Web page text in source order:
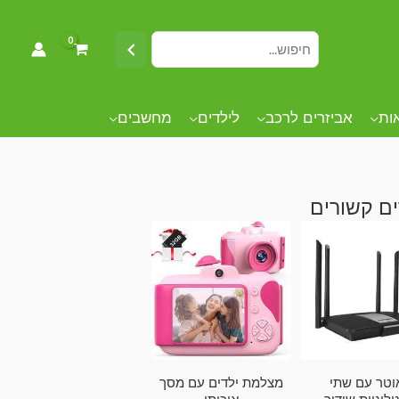
אביזרים לרכב לילדים מחשבים
קשורים
עם שתי
מצלמת ילדים עם מסך